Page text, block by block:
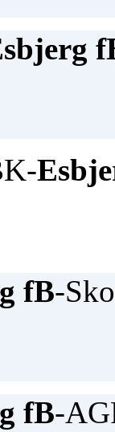
fB-
fB-